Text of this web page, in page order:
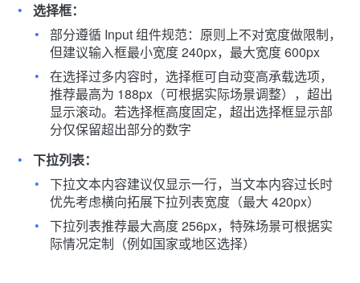
选择框：
部分遵循 Input 组件规范：原则上不对宽度做限制，
但建议输入框最小宽度 240px，最大宽度 600px
在选择过多内容时，选择框可自动变高承载选项，
推荐最高为 188px（可根据实际场景调整），超出
显示滚动。若选择框高度固定，超出选择框显示部
分仅保留超出部分的数字
下拉列表：
下拉文本内容建议仅显示一行，当文本内容过长时
优先考虑横向拓展下拉列表宽度（最大 420px）
下拉列表推荐最大高度 256px，特殊场景可根据实
际情况定制（例如国家或地区选择）